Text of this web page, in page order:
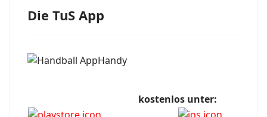
Die TuS App
kostenlos unter: